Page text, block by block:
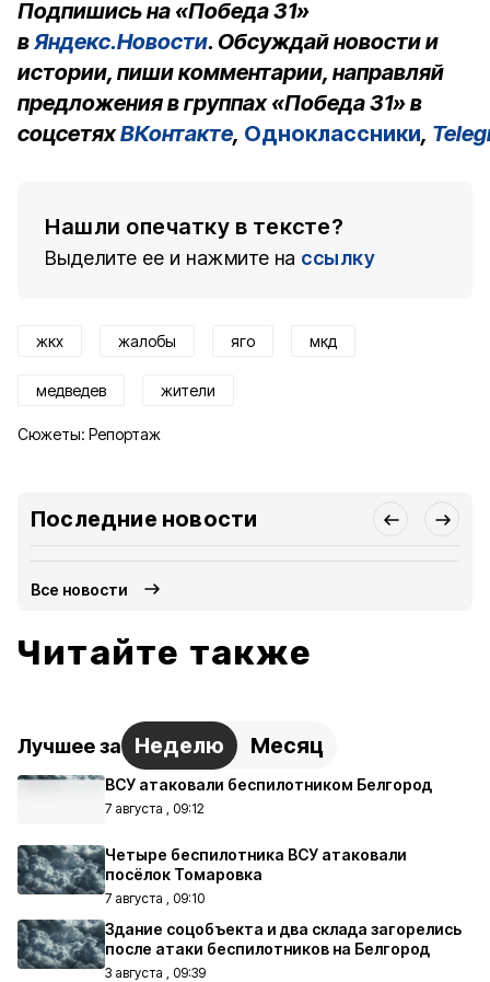
Подпишись на «Победа 31»
вЯндекс.Новости. Обсуждай новости и
истории, пиши комментарии, направляй
предложения в группах «Победа 31» в
соцсетяхВКонтакте, Одноклассники,
Нашли опечатку в тексте?
Выделите ее и нажмите на ссылку
жкх жалобы яго мкд
медведев жители
Сюжеты: Репортаж
Последние новости
Все новости
Читайте также
Лучшее за Неделю Месяц
ВСУ атаковали беспилотником Белгород
7 августа , 09:12
Четыре беспилотника ВСУ атаковали
посёлок Томаровка
7 августа , 09:10
Здание соцобъекта и два склада загорелись
после атаки беспилотников на Белгород
3 августа , 09:39